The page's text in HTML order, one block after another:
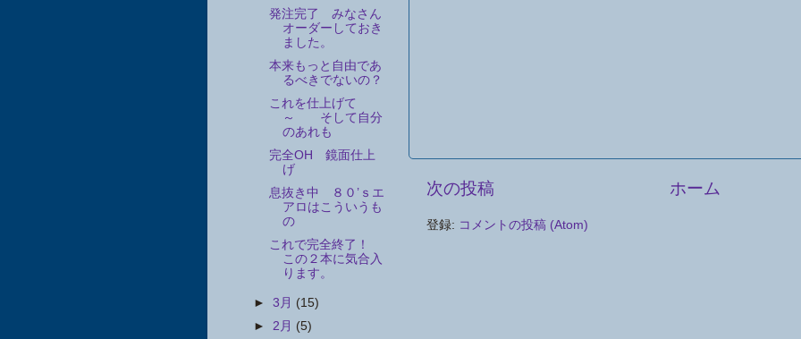
次の投稿 ホーム
登録: コメントの投稿 (Atom)
発注完了 みなさん
オーダーしておき
ました。
本来もっと自由であ
るべきでないの？
これを仕上げて
～ そして自分
のあれも
完全OH 鏡面仕上
げ
息抜き中 ８０’ｓエ
アロはこういうも
の
これで完全終了！
この２本に気合入
ります。
►3月 (15)
►2月 (5)